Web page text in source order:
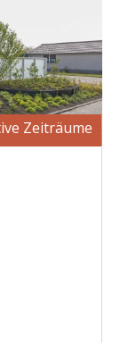
Zeiträume